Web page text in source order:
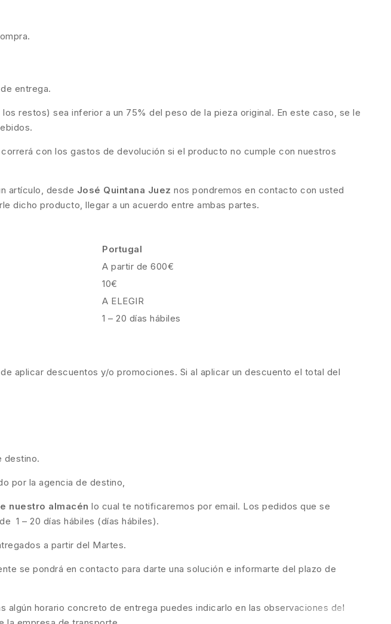
entrega.
restos) sea inferior a un 75% del peso de la pieza original. En este caso, se le
correrá con los gastos de devolución si el producto no cumple con nuestros
artículo, desde José Quintana Juez nos pondremos en contacto con usted
dicho producto, llegar a un acuerdo entre ambas partes.
Portugal
A partir de 600€
10€
A ELEGIR
1 – 20 días hábiles
aplicar descuentos y/o promociones. Si al aplicar un descuento el total del
destino.
por la agencia de destino,
nuestro almacén lo cual te notificaremos por email. Los pedidos que se
1 – 20 días hábiles (días hábiles).
a partir del Martes.
se pondrá en contacto para darte una solución e informarte del plazo de
horario concreto de entrega puedes indicarlo en las observaciones del